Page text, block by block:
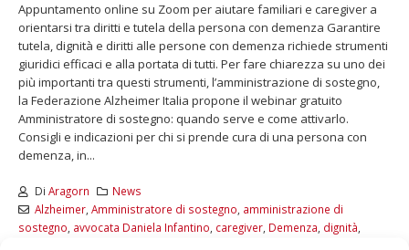
Appuntamento online su Zoom per aiutare familiari e caregiver a
orientarsi tra diritti e tutela della persona con demenza Garantire
tutela, dignità e diritti alle persone con demenza richiede strumenti
giuridici efficaci e alla portata di tutti. Per fare chiarezza su uno dei
più importanti tra questi strumenti, l’amministrazione di sostegno,
la Federazione Alzheimer Italia propone il webinar gratuito
Amministratore di sostegno: quando serve e come attivarlo.
Consigli e indicazioni per chi si prende cura di una persona con
demenza, in...
Di Aragorn
News
Alzheimer, Amministratore di sostegno amministrazione di
sostegno avvocata Daniela Infantino caregiver Demenza dignità